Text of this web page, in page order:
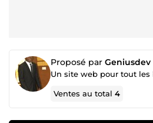
Proposé par Geniusdev
Un site web pour tout les
Ventes au total4